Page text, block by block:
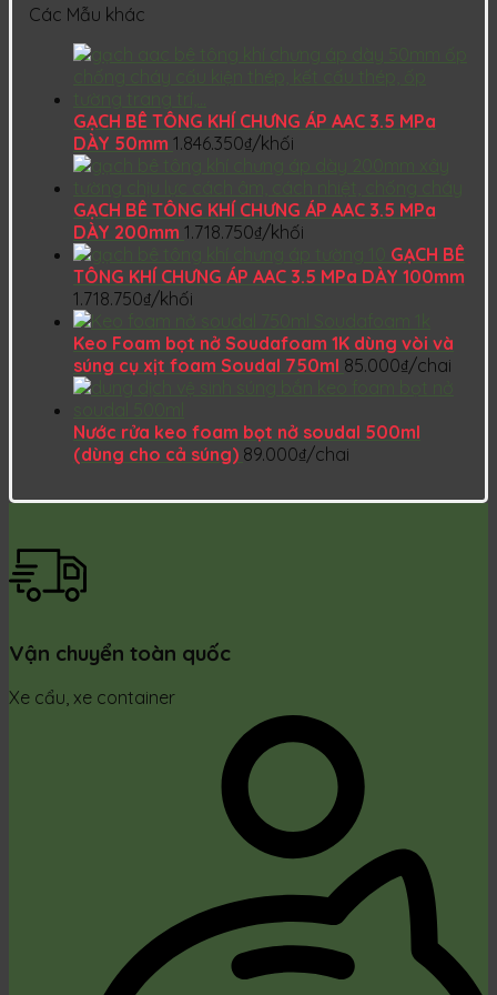
Các Mẫu khác
GẠCH BÊ TÔNG KHÍ CHƯNG ÁP AAC 3.5 MPa
DÀY 50mm 1.846.350₫/khối
GẠCH BÊ TÔNG KHÍ CHƯNG ÁP AAC 3.5 MPa
DÀY 200mm 1.718.750₫/khối
GẠCH BÊ
TÔNG KHÍ CHƯNG ÁP AAC 3.5 MPa DÀY 100mm
1.718.750₫/khối
Keo Foam bọt nở Soudafoam 1K dùng vòi và
súng cụ xịt foam Soudal 750ml 85.000₫/chai
Nước rửa keo foam bọt nở soudal 500ml
(dùng cho cả súng) 89.000₫/chai
Vận chuyển toàn quốc
Xe cẩu, xe container